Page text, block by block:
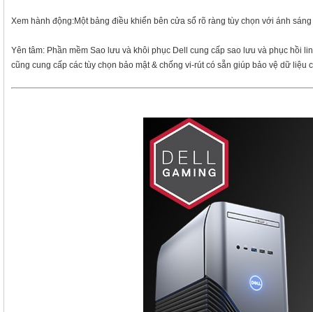
Xem hành động:Một bảng điều khiển bên cửa sổ rõ ràng tùy chọn với ánh
Yên tâm: Phần mềm Sao lưu và khôi phục Dell cung cấp sao lưu và phục hồi
cũng cung cấp các tùy chọn bảo mật & chống vi-rút có sẵn giúp bảo vệ dữ liệu